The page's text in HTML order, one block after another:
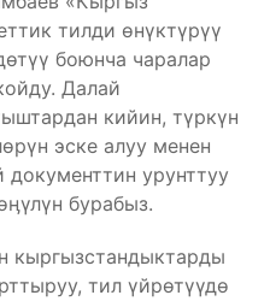
тилди өнүктүрүү
боюнча чаралар
Далай
кийин, түркүн
эске алуу менен
урунттуу
бурабыз.
кыргызстандыктарды
тил үйрөтүүдө